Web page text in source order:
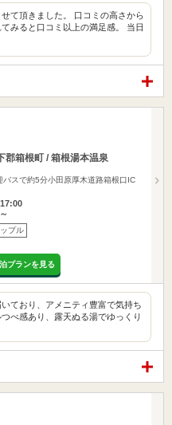
て頂きました。 口コミの高さから
みると口コミ以上の満足感。 当日
郡箱根町 / 箱根湯本温泉
バスで約5分小田原厚木道路箱根口IC
プル
プランを見る
ており、アメニティ豊富で気持ち
べ感あり、露天ぬる湯でゆっくり